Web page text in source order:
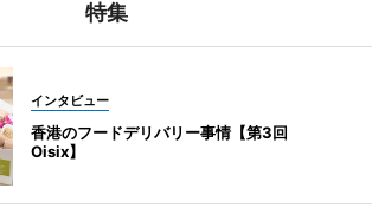
特集
インタビュー
香港のフードデリバリー事情【第3回
Oisix】